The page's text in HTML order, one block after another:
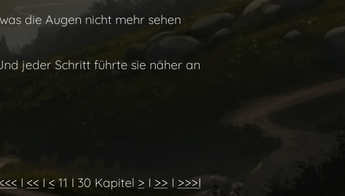
die Augen nicht mehr sehen
jeder Schritt führte sie näher an
I << I < 11 I 30 Kapitel > I >> I >>>I